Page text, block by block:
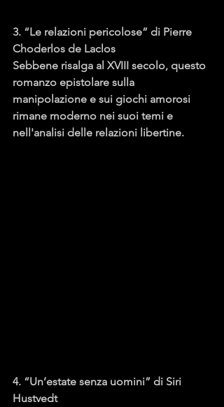
3. “Le relazioni pericolose” di Pierre
Choderlos de Laclos
Sebbene risalga al XVIII secolo, questo
romanzo epistolare sulla
manipolazione e sui giochi amorosi
rimane moderno nei suoi temi e
nell'analisi delle relazioni libertine.
4. “Un’estate senza uomini” di Siri
Hustvedt